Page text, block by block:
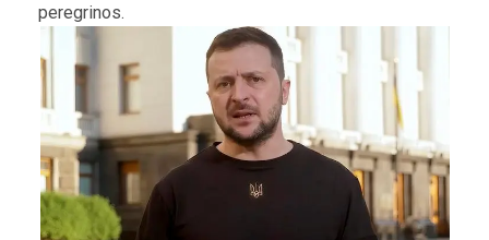
peregrinos.